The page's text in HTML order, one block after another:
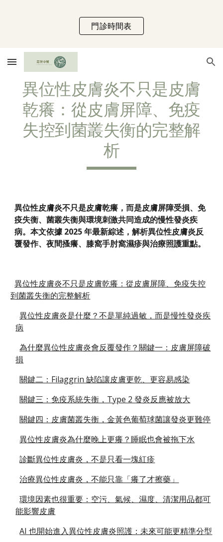
門診時間表
異位性皮膚炎不只是皮膚
乾癢：從皮膚屏障、免疫
失控到菌叢失衡的完整解
析
異位性皮膚炎不只是皮膚乾癢，而是皮膚屏障受損、免
疫失衡、菌叢失衡與環境刺激共同造成的慢性發炎疾
病。本文依據 2025 年最新綜述，解析異位性皮膚炎反
覆發作、夜間搔癢、膝窩手肘窩濕疹與治療照護重點。
異位性皮膚炎不只是皮膚乾癢：從皮膚屏障、免疫失控
到菌叢失衡的完整解析
異位性皮膚炎是什麼？不是單純過敏，而是慢性發炎疾
病
為什麼異位性皮膚炎會反覆發作？關鍵一：皮膚屏障破
損
關鍵二：Filaggrin 缺陷讓皮膚更乾、更容易感染
關鍵三：免疫系統失衡，Type 2 發炎反應被放大
關鍵四：皮膚菌叢失衡，金黃色葡萄球菌讓發炎更難停
異位性皮膚炎為什麼晚上更癢？睡眠也會被拖下水
診斷異位性皮膚炎，不是只看一塊紅疹
治療異位性皮膚炎，不能只靠「癢了才擦藥」
環境因素也很重要：空污、氣候、濕度、清潔用品都可
能影響皮膚
AI 也開始進入異位性皮膚炎照護：未來可能更精準分型